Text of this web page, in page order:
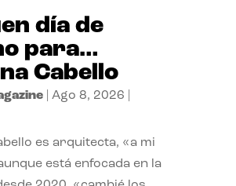
día de
para…
Cabello
| Ago 8, 2026
es arquitecta, «a mi
está enfocada en la